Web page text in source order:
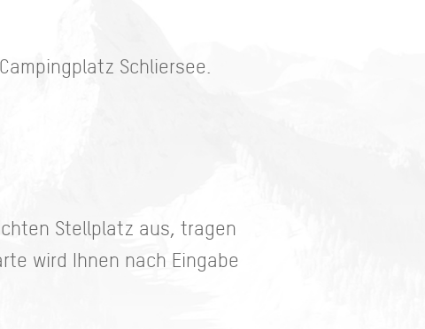
Schliersee.
Stellplatz aus, tragen
wird Ihnen nach Eingabe